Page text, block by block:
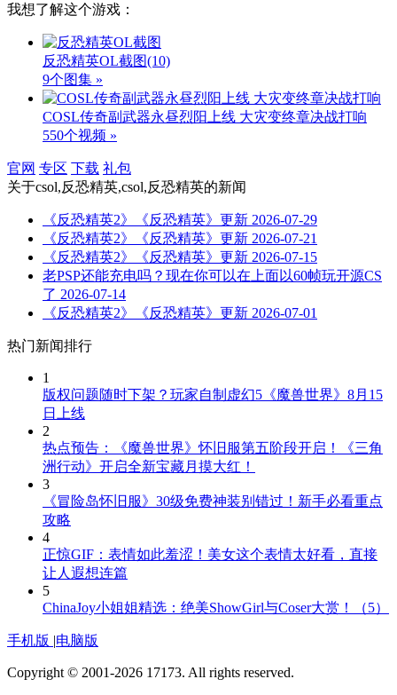
我想了解这个游戏：
反恐精英OL截图(10)
9个图集 »
COSL传奇副武器永昼烈阳上线 大灾变终章决战打响
550个视频 »
官网 专区 下载 礼包
关于csol,反恐精英,csol,反恐精英的新闻
《反恐精英2》《反恐精英》更新 2026-07-29
《反恐精英2》《反恐精英》更新 2026-07-21
《反恐精英2》《反恐精英》更新 2026-07-15
老PSP还能充电吗？现在你可以在上面以60帧玩开源CS
了 2026-07-14
《反恐精英2》《反恐精英》更新 2026-07-01
热门新闻排行
1
版权问题随时下架？玩家自制虚幻5《魔兽世界》8月15
日上线
2
热点预告：《魔兽世界》怀旧服第五阶段开启！《三角
洲行动》开启全新宝藏月摸大红！
3
《冒险岛怀旧服》30级免费神装别错过！新手必看重点
攻略
4
正惊GIF：表情如此羞涩！美女这个表情太好看，直接
让人遐想连篇
5
ChinaJoy小姐姐精选：绝美ShowGirl与Coser大赏！（5）
手机版 |电脑版
Copyright © 2001-2026 17173. All rights reserved.